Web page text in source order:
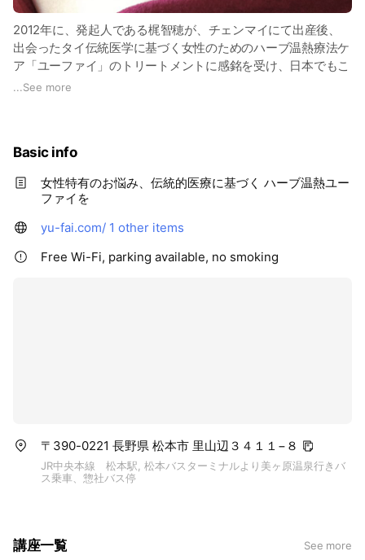
2012年に、発起人である梶智穂が、チェンマイにて出産後、
出会ったタイ伝統医学に基づく女性のためのハーブ温熱療法ケ
ア「ユーファイ」のトリートメントに感銘を受け、日本でもこ
の素晴らしさを知ってもらうために、2013年4月1日に”ユーフ
2012年、実際の産後に受けたユーファイは、ハーブがたっぷ
りと使われて、体中を温めてくれるものでした。常にいい香り
で気持ちよいトリートメントと体があたたまるハーブティと食
事療法を一ヶ月続けて、ユーファイが終わった後は、体重が驚
きの20kg以上も減ったのに、お肌がつるつるでシワもシミも
もたっぷりでるという、出産前より美しくなることができまし
ぷり使って得られるデトックス効果で、産後以外の方のお悩み
（生理不順、子宮疾患、妊活、更年期など）が改善したという
声をいただくことになりました。
講習を行ってきました。
...See more
Basic info
女性特有のお悩み、伝統的医療に基づく ハーブ温熱ユー
ファイを
yu-fai.com/ 1 other items
Free Wi-Fi, parking available, no smoking
〒390-0221 長野県 松本市 里山辺３４１１−８
JR中央本線 松本駅, 松本バスターミナルより美ヶ原温泉行きバ
ス乗車、惣社バス停
講座一覧 See more